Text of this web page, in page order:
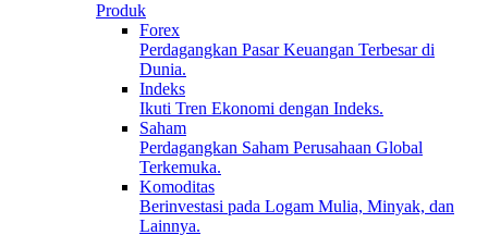
Produk
Forex
Perdagangkan Pasar Keuangan Terbesar di
Dunia.
Indeks
Ikuti Tren Ekonomi dengan Indeks.
Saham
Perdagangkan Saham Perusahaan Global
Terkemuka.
Komoditas
Berinvestasi pada Logam Mulia, Minyak, dan
Lainnya.